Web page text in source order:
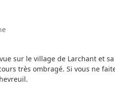
sur le village de Larchant et
très ombragé. Si vous ne